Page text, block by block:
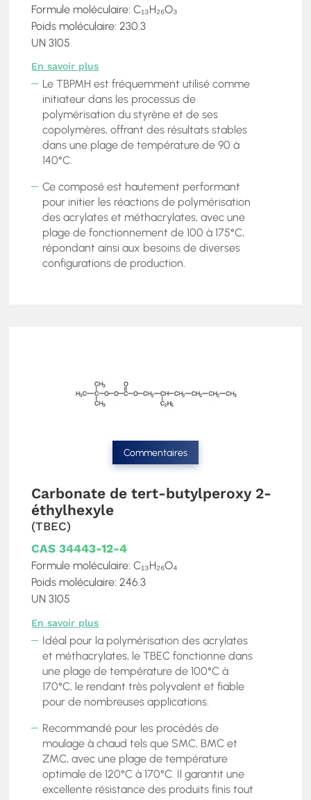
Formule moléculaire: C₁₃H₂₆O₃
Poids moléculaire: 230.3
UN 3105
En savoir plus
Le TBPMH est fréquemment utilisé comme
initiateur dans les processus de
polymérisation du styrène et de ses
copolymères, offrant des résultats stables
dans une plage de température de 90 à
140°C.
Ce composé est hautement performant
pour initier les réactions de polymérisation
des acrylates et méthacrylates, avec une
plage de fonctionnement de 100 à 175°C,
répondant ainsi aux besoins de diverses
configurations de production.
Commentaires
Carbonate de tert-butylperoxy 2-
éthylhexyle
(TBEC)
CAS 34443-12-4
Formule moléculaire: C₁₃H₂₆O₄
Poids moléculaire: 246.3
UN 3105
En savoir plus
Idéal pour la polymérisation des acrylates
et méthacrylates, le TBEC fonctionne dans
une plage de température de 100°C à
170°C, le rendant très polyvalent et fiable
pour de nombreuses applications.
Recommandé pour les procédés de
moulage à chaud tels que SMC, BMC et
ZMC, avec une plage de température
optimale de 120°C à 170°C. Il garantit une
excellente résistance des produits finis tout